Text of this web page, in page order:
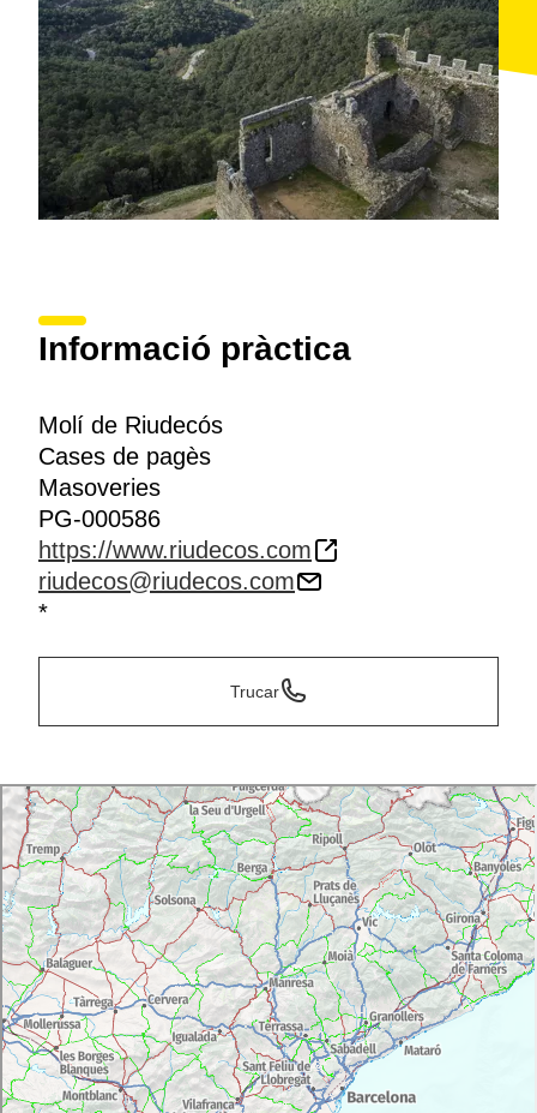
Informació pràctica
Molí de Riudecós
Cases de pagès
Masoveries
PG-000586
https://www.riudecos.com
riudecos@riudecos.com
*
Trucar